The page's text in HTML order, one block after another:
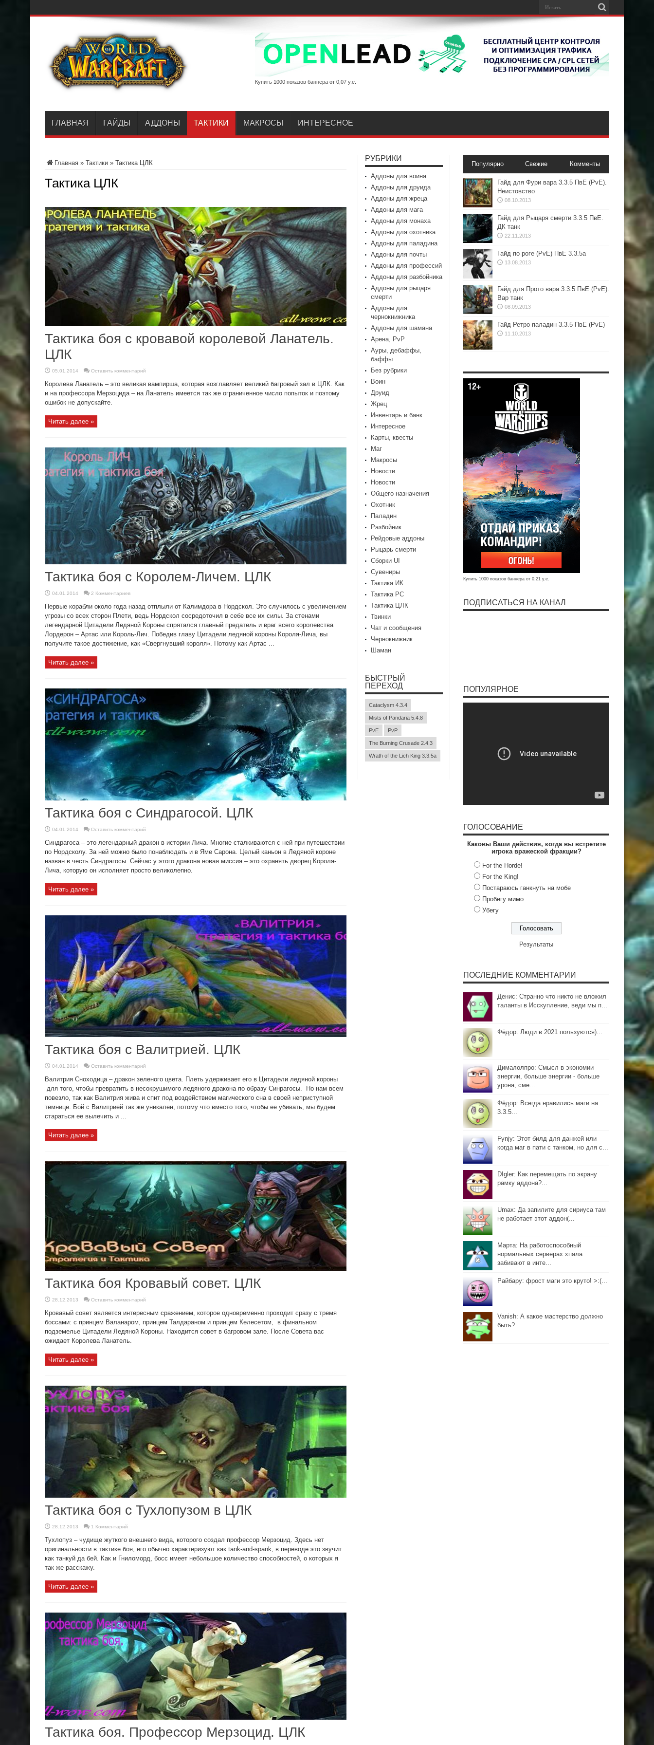
Купить 1000 показов баннера от 0,07 у.е.
ГЛАВНАЯ ГАЙДЫ АДДОНЫ ТАКТИКИ МАКРОСЫ ИНТЕРЕСНОЕ
Главная » Тактики » Тактика ЦЛК
Тактика ЦЛК
Тактика боя с кровавой королевой Ланатель.
ЦЛК
05.01.2014 Оставить комментарий
Королева Ланатель – это великая вампирша, которая возглавляет великий багровый зал в ЦЛК. Как
и на профессора Мерзоцида – на Ланатель имеется так же ограниченное число попыток и поэтому
ошибок не допускайте.
Читать далее »
Тактика боя с Королем-Личем. ЦЛК
04.01.2014 2 Комментариев
Первые корабли около года назад отплыли от Калимдора в Нордскол. Это случилось с увеличением
угрозы со всех сторон Плети, ведь Нордскол сосредоточил в себе все их силы. За стенами
легендарной Цитадели Ледяной Короны спрятался главный предатель и враг всего королевства
Лордерон – Артас или Король-Лич. Победив главу Цитадели ледяной короны Короля-Лича, вы
получите такое достижение, как «Свергнувший короля». Потому как Артас ...
Читать далее »
Тактика боя с Синдрагосой. ЦЛК
04.01.2014 Оставить комментарий
Синдрагоса – это легендарный дракон в истории Лича. Многие сталкиваются с ней при путешествии
по Нордсколу. За ней можно было понаблюдать и в Яме Сарона. Целый каньон в Ледяной короне
назван в честь Синдрагосы. Сейчас у этого дракона новая миссия – это охранять дворец Короля-
Лича, которую он исполняет просто великолепно.
Читать далее »
Тактика боя с Валитрией. ЦЛК
04.01.2014 Оставить комментарий
Валитрия Сноходица – дракон зеленого цвета. Плеть удерживает его в Цитадели ледяной короны
для того, чтобы превратить в несокрушимого ледяного дракона по образу Синрагосы. Но нам всем
повезло, так как Валитрия жива и спит под воздействием магического сна в своей неприступной
темнице. Бой с Валитрией так же уникален, потому что вместо того, чтобы ее убивать, мы будем
стараться ее вылечить и ...
Читать далее »
Тактика боя Кровавый совет. ЦЛК
28.12.2013 Оставить комментарий
Кровавый совет является интересным сражением, которое одновременно проходит сразу с тремя
боссами: с принцем Валанаром, принцем Талдараном и принцем Келесетом, в финальном
подземелье Цитадели Ледяной Короны. Находится совет в багровом зале. После Совета вас
ожидает Королева Ланатель.
Читать далее »
Тактика боя с Тухлопузом в ЦЛК
28.12.2013 1 Комментарий
Тухлопуз – чудище жуткого внешнего вида, которого создал профессор Мерзоцид. Здесь нет
оригинальности в тактике боя, его обычно характеризуют как tank-and-spank, в переводе это звучит
как танкуй да бей. Как и Гниломорд, босс имеет небольшое количество способностей, о которых я
так же расскажу.
Читать далее »
Тактика боя. Профессор Мерзоцид. ЦЛК
РУБРИКИ
Аддоны для воина
Аддоны для друида
Аддоны для жреца
Аддоны для мага
Аддоны для монаха
Аддоны для охотника
Аддоны для паладина
Аддоны для почты
Аддоны для профессий
Аддоны для разбойника
Аддоны для рыцаря
смерти
Аддоны для
чернокнижника
Аддоны для шамана
Арена, PvP
Ауры, дебаффы,
баффы
Без рубрики
Воин
Друид
Жрец
Инвентарь и банк
Интересное
Карты, квесты
Маг
Макросы
Новости
Новости
Общего назначения
Охотник
Паладин
Разбойник
Рейдовые аддоны
Рыцарь смерти
Сборки UI
Сувениры
Тактика ИК
Тактика РС
Тактика ЦЛК
Твинки
Чат и сообщения
Чернокнижник
Шаман
БЫСТРЫЙ
ПЕРЕХОД
Cataclysm 4.3.4
Mists of Pandaria 5.4.8
PvE PvP
The Burning Crusade 2.4.3
Wrath of the Lich King 3.3.5a
Популярно Свежие Комменты
Гайд для Фури вара 3.3.5 ПвЕ (PvE).
Неистовство
08.10.2013
Гайд для Рыцаря смерти 3.3.5 ПвЕ.
ДК танк
22.11.2013
Гайд по роге (PvE) ПвЕ 3.3.5а
13.08.2013
Гайд для Прото вара 3.3.5 ПвЕ (PvE).
Вар танк
08.09.2013
Гайд Ретро паладин 3.3.5 ПвЕ (PvE)
11.10.2013
Купить 1000 показов баннера от 0,21 у.е.
ПОДПИСАТЬСЯ НА КАНАЛ
ПОПУЛЯРНОЕ
ГОЛОСОВАНИЕ
Каковы Ваши действия, когда вы встретите
игрока вражеской фракции?
For the Horde!
For the King!
Постараюсь ганкнуть на мобе
Пробегу мимо
Убегу
Результаты
ПОСЛЕДНИЕ КОММЕНТАРИИ
Денис: Странно что никто не вложил
таланты в Исскупление, веди мы п...
Фёдор: Люди в 2021 пользуются)...
Дималолпро: Смысл в экономии
энергии, больше энергии - больше
урона, сме...
Фёдор: Всегда нравились маги на
3.3.5...
Fynjy: Этот билд для данжей или
когда маг в пати с танком, но для с...
DIgler: Как перемещать по экрану
рамку аддона?...
Umax: Да запилите для сириуса там
не работает этот аддон(...
Марта: На работоспособный
нормальных серверах хпала
забивают в инте...
Райбару: фрост маги это круто! >:(...
Vanish: А какое мастерство должно
быть?...